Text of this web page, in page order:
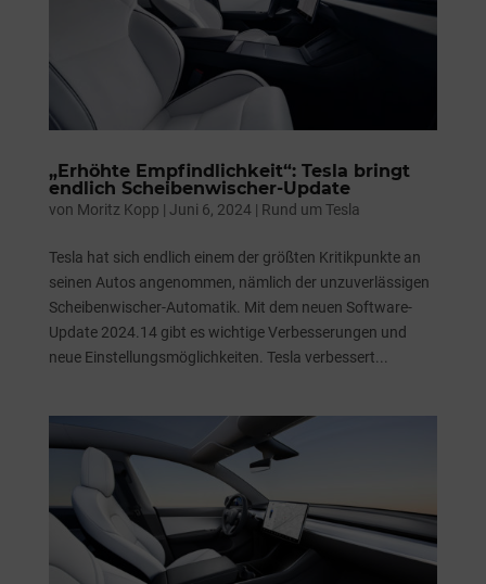
„Erhöhte Empfindlichkeit“: Tesla bringt
endlich Scheibenwischer-Update
von Moritz Kopp | Juni 6, 2024| Rund um Tesla
Tesla hat sich endlich einem der größten Kritikpunkte an
seinen Autos angenommen, nämlich der unzuverlässigen
Scheibenwischer-Automatik. Mit dem neuen Software-
Update 2024.14 gibt es wichtige Verbesserungen und
neue Einstellungsmöglichkeiten. Tesla verbessert...